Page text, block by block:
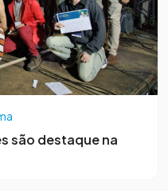
são destaque na